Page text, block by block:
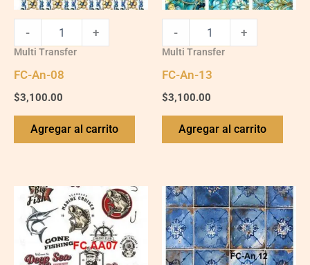
- +
Multi Transfer
FC-An-08
$3,100.00
Agregar al carrito
- +
Multi Transfer
FC-An-13
$3,100.00
Agregar al carrito
FC-
An-
12
quantity